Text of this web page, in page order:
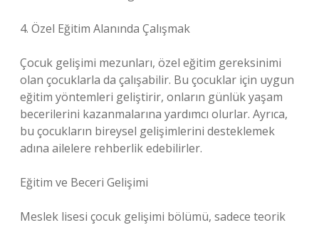
4. Özel Eğitim Alanında Çalışmak
Çocuk gelişimi mezunları, özel eğitim gereksinimi
olan çocuklarla da çalışabilir. Bu çocuklar için uygun
eğitim yöntemleri geliştirir, onların günlük yaşam
becerilerini kazanmalarına yardımcı olurlar. Ayrıca,
bu çocukların bireysel gelişimlerini desteklemek
adına ailelere rehberlik edebilirler.
Eğitim ve Beceri Gelişimi
Meslek lisesi çocuk gelişimi bölümü, sadece teorik